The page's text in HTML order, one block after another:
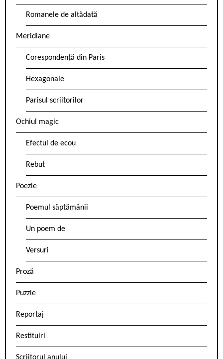
Romanele de altădată
Meridiane
Corespondență din Paris
Hexagonale
Parisul scriitorilor
Ochiul magic
Efectul de ecou
Rebut
Poezie
Poemul săptămânii
Un poem de
Versuri
Proză
Puzzle
Reportaj
Restituiri